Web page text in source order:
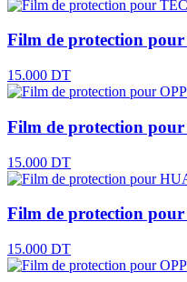
Film de protection
15.000 DT
Film de protection
15.000 DT
Film de protection
15.000 DT